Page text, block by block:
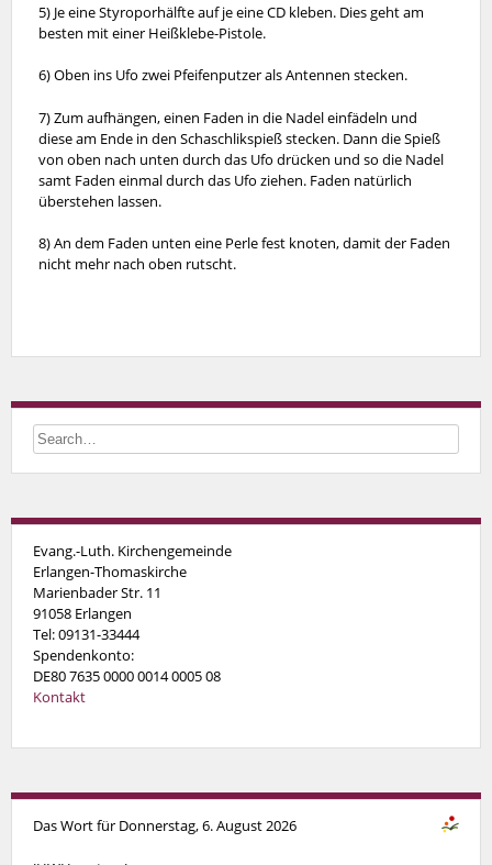
5) Je eine Styroporhälfte auf je eine CD kleben. Dies geht am
besten mit einer Heißklebe-Pistole.
6) Oben ins Ufo zwei Pfeifenputzer als Antennen stecken.
7) Zum aufhängen, einen Faden in die Nadel einfädeln und
diese am Ende in den Schaschlikspieß stecken. Dann die Spieß
von oben nach unten durch das Ufo drücken und so die Nadel
samt Faden einmal durch das Ufo ziehen. Faden natürlich
überstehen lassen.
8) An dem Faden unten eine Perle fest knoten, damit der Faden
nicht mehr nach oben rutscht.
Evang.-Luth. Kirchengemeinde
Erlangen-Thomaskirche
Marienbader Str. 11
91058 Erlangen
Tel: 09131-33444
Spendenkonto:
DE80 7635 0000 0014 0005 08
Kontakt
Das Wort für Donnerstag, 6. August 2026